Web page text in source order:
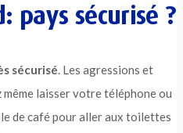
pays sécurisé ?
sécurisé. Les agressions et
laisser votre téléphone ou
de café pour aller aux toilettes